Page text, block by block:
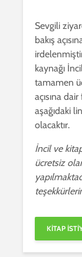
Sevgili
bakış
kaynağı
tamamen
açısına
aşağıdaki
olacaktır.
İncil ve
ücretsiz